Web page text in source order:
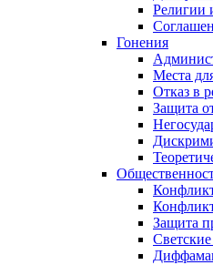
Религии
Гонения
Места
Отказ в
Защита
Защита